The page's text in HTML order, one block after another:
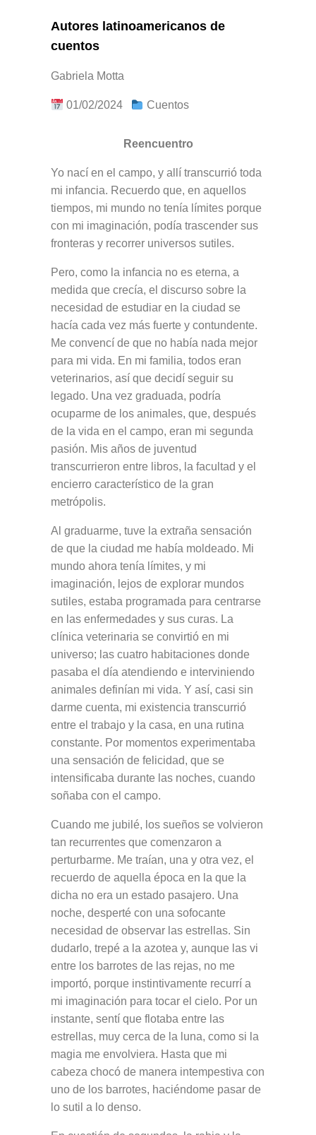
Autores latinoamericanos de
cuentos
Gabriela Motta
01/02/2024 Cuentos
Reencuentro
Yo nací en el campo, y allí transcurrió toda
mi infancia. Recuerdo que, en aquellos
tiempos, mi mundo no tenía límites porque
con mi imaginación, podía trascender sus
fronteras y recorrer universos sutiles.
Pero, como la infancia no es eterna, a
medida que crecía, el discurso sobre la
necesidad de estudiar en la ciudad se
hacía cada vez más fuerte y contundente.
Me convencí de que no había nada mejor
para mi vida. En mi familia, todos eran
veterinarios, así que decidí seguir su
legado. Una vez graduada, podría
ocuparme de los animales, que, después
de la vida en el campo, eran mi segunda
pasión. Mis años de juventud
transcurrieron entre libros, la facultad y el
encierro característico de la gran
metrópolis.
Al graduarme, tuve la extraña sensación
de que la ciudad me había moldeado. Mi
mundo ahora tenía límites, y mi
imaginación, lejos de explorar mundos
sutiles, estaba programada para centrarse
en las enfermedades y sus curas. La
clínica veterinaria se convirtió en mi
universo; las cuatro habitaciones donde
pasaba el día atendiendo e interviniendo
animales definían mi vida. Y así, casi sin
darme cuenta, mi existencia transcurrió
entre el trabajo y la casa, en una rutina
constante. Por momentos experimentaba
una sensación de felicidad, que se
intensificaba durante las noches, cuando
soñaba con el campo.
Cuando me jubilé, los sueños se volvieron
tan recurrentes que comenzaron a
perturbarme. Me traían, una y otra vez, el
recuerdo de aquella época en la que la
dicha no era un estado pasajero. Una
noche, desperté con una sofocante
necesidad de observar las estrellas. Sin
dudarlo, trepé a la azotea y, aunque las vi
entre los barrotes de las rejas, no me
importó, porque instintivamente recurrí a
mi imaginación para tocar el cielo. Por un
instante, sentí que flotaba entre las
estrellas, muy cerca de la luna, como si la
magia me envolviera. Hasta que mi
cabeza chocó de manera intempestiva con
uno de los barrotes, haciéndome pasar de
lo sutil a lo denso.